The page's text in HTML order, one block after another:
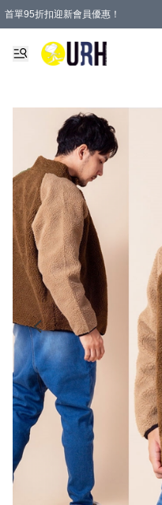
首單95折扣迎新會員優惠！
特選會員可享全單低至 95 折優惠！
單一訂單滿HKD600(澳門HKD800)包